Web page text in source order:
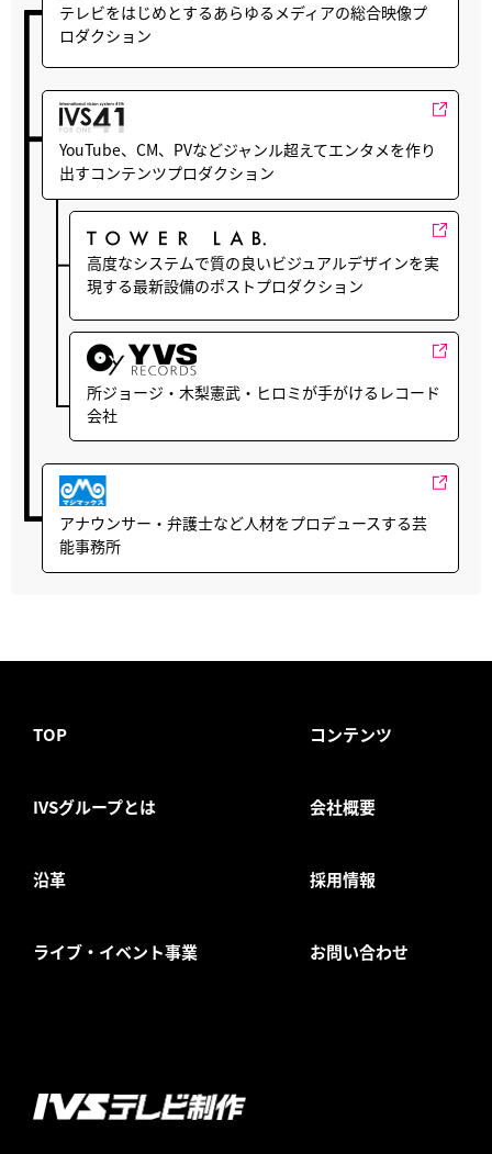
テレビをはじめとするあらゆるメディアの総合映像プ
ロダクション
YouTube、CM、PVなどジャンル超えてエンタメを作り
出すコンテンツプロダクション
高度なシステムで質の良いビジュアルデザインを実
現する最新設備のポストプロダクション
所ジョージ・木梨憲武・ヒロミが手がけるレコード
会社
アナウンサー・弁護士など人材をプロデュースする芸
能事務所
TOP コンテンツ
IVSグループとは 会社概要
沿革 採用情報
ライブ・イベント事業 お問い合わせ